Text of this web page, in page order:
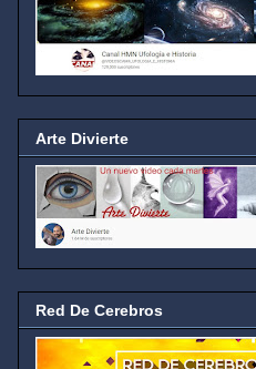
Arte Divierte
Red De Cerebros